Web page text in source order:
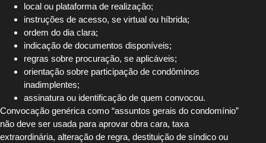
local ou plataforma de realização;
instruções de acesso, se virtual ou híbrida;
ordem do dia clara;
indicação de documentos disponíveis;
regras sobre procuração, se aplicáveis;
orientação sobre participação de condôminos
inadimplentes;
assinatura ou identificação de quem convocou.
Convocação genérica como “assuntos gerais do condomínio”
não deve ser usada para aprovar obra cara, taxa
extraordinária, alteração de regra, destituição de síndico ou